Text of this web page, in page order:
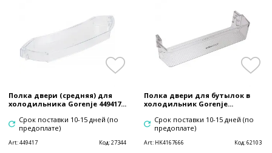
Полка двери (средняя) для
холодильника Gorenje 449417...
Срок поставки 10-15 дней (по
предоплате)
Art:449417 Код:27344
Полка двери для бутылок в
холодильник Gorenje...
Срок поставки 10-15 дней (по
предоплате)
Art: HK4167666 Код:62103